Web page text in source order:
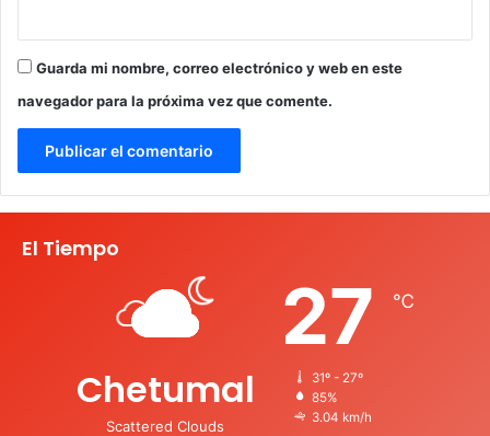
Guarda mi nombre, correo electrónico y web en este
navegador para la próxima vez que comente.
El Tiempo
Chetumal
Scattered Clouds
27 ℃
31º - 27º
85%
3.04 km/h